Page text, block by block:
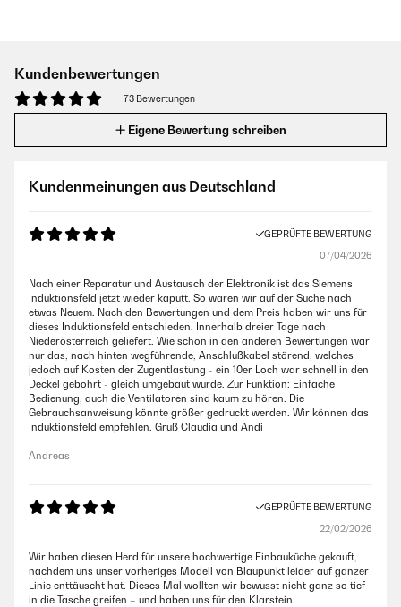
Kundenbewertungen
73 Bewertungen
Eigene Bewertung schreiben
Kundenmeinungen aus Deutschland
GEPRÜFTE BEWERTUNG
07/04/2026
Nach einer Reparatur und Austausch der Elektronik ist das Siemens
Induktionsfeld jetzt wieder kaputt. So waren wir auf der Suche nach
etwas Neuem. Nach den Bewertungen und dem Preis haben wir uns für
dieses Induktionsfeld entschieden. Innerhalb dreier Tage nach
Niederösterreich geliefert. Wie schon in den anderen Bewertungen war
nur das, nach hinten wegführende, Anschlußkabel störend, welches
jedoch auf Kosten der Zugentlastung - ein 10er Loch war schnell in den
Deckel gebohrt - gleich umgebaut wurde. Zur Funktion: Einfache
Bedienung, auch die Ventilatoren sind kaum zu hören. Die
Gebrauchsanweisung könnte größer gedruckt werden. Wir können das
Induktionsfeld empfehlen. Gruß Claudia und Andi
Andreas
GEPRÜFTE BEWERTUNG
22/02/2026
Wir haben diesen Herd für unsere hochwertige Einbauküche gekauft,
nachdem uns unser vorheriges Modell von Blaupunkt leider auf ganzer
Linie enttäuscht hat. Dieses Mal wollten wir bewusst nicht ganz so tief
in die Tasche greifen – und haben uns für den Klarstein